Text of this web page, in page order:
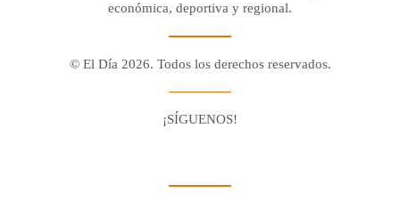
económica, deportiva y regional.
© El Día 2026. Todos los derechos reservados.
¡SÍGUENOS!